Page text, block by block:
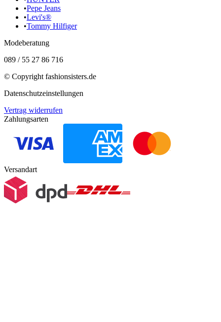
•Pepe Jeans
•Levi's®
•Tommy Hilfiger
Modeberatung
089 / 55 27 86 716
© Copyright fashionsisters.de
Datenschutzeinstellungen
Vertrag widerrufen
Zahlungsarten
Versandart